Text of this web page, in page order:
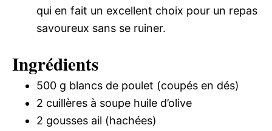
qui en fait un excellent choix pour un repas
savoureux sans se ruiner.
Ingrédients
500 g blancs de poulet (coupés en dés)
2 cuillères à soupe huile d’olive
2 gousses ail (hachées)